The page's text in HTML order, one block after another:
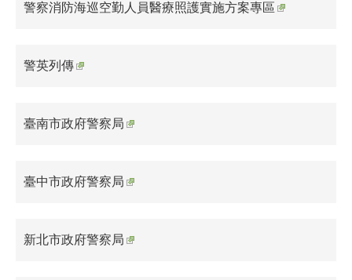
警察消防海巡空勤人員醫療照護實施方案專區
警英列傳
臺南市政府警察局
臺中市政府警察局
新北市政府警察局